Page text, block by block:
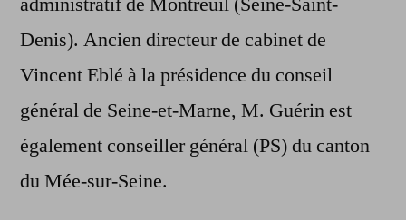
Denis). Ancien directeur de cabinet de
Vincent Eblé à la présidence du conseil
général de Seine-et-Marne, M. Guérin est
également conseiller général (PS) du canton
du Mée-sur-Seine.